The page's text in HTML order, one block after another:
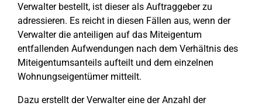
Verwalter bestellt, ist dieser als Auftraggeber zu
adressieren. Es reicht in diesen Fällen aus, wenn der
Verwalter die anteiligen auf das Miteigentum
entfallenden Aufwendungen nach dem Verhältnis des
Miteigentumsanteils aufteilt und dem einzelnen
Wohnungseigentümer mitteilt.
Dazu erstellt der Verwalter eine der Anzahl der